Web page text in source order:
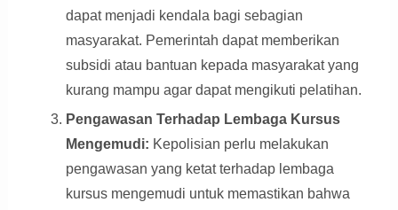
dapat menjadi kendala bagi sebagian
masyarakat. Pemerintah dapat memberikan
subsidi atau bantuan kepada masyarakat yang
kurang mampu agar dapat mengikuti pelatihan.
Pengawasan Terhadap Lembaga Kursus
Mengemudi: Kepolisian perlu melakukan
pengawasan yang ketat terhadap lembaga
kursus mengemudi untuk memastikan bahwa